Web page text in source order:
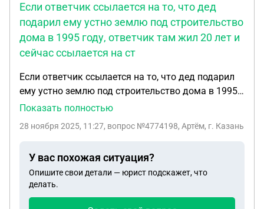
Если ответчик ссылается на то, что дед
подарил ему устно землю под строительство
дома в 1995 году, ответчик там жил 20 лет и
сейчас ссылается на ст
Если ответчик ссылается на то, что дед подарил
ему устно землю под строительство дома в 1995
году, ответчик там жил 20 лет и сейчас ссылается
назад дед в завещании указал, что наследует
включая ответчика. Сам дед умер 3 года назад.
Оформили дом по наследству только в 2024 году .
Оформила тётя ответчика 2 дома на себя: тот
Показать полностью
28 ноября 2025, 11:27, вопрос №4774198, Артём, г. Казань
У вас похожая ситуация?
Опишите свои детали — юрист подскажет, что
делать.